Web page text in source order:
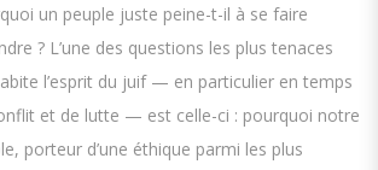
un peuple juste peine-t-il à se faire
? L’une des questions les plus tenaces
l’esprit du juif — en particulier en temps
et de lutte — est celle-ci : pourquoi notre
porteur d’une éthique parmi les plus